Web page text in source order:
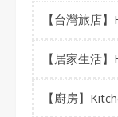
【台灣旅店
【居家生活
【廚房】